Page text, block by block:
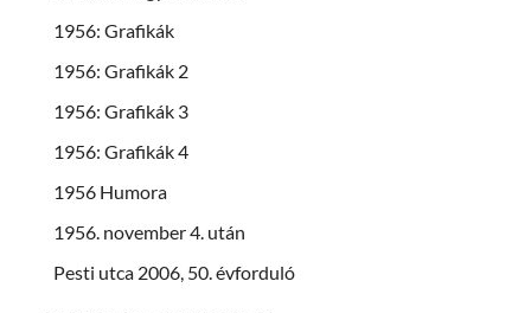
1956: Grafikák
1956: Grafikák 2
1956: Grafikák 3
1956: Grafikák 4
1956 Humora
1956. november 4. után
Pesti utca 2006, 50. évforduló